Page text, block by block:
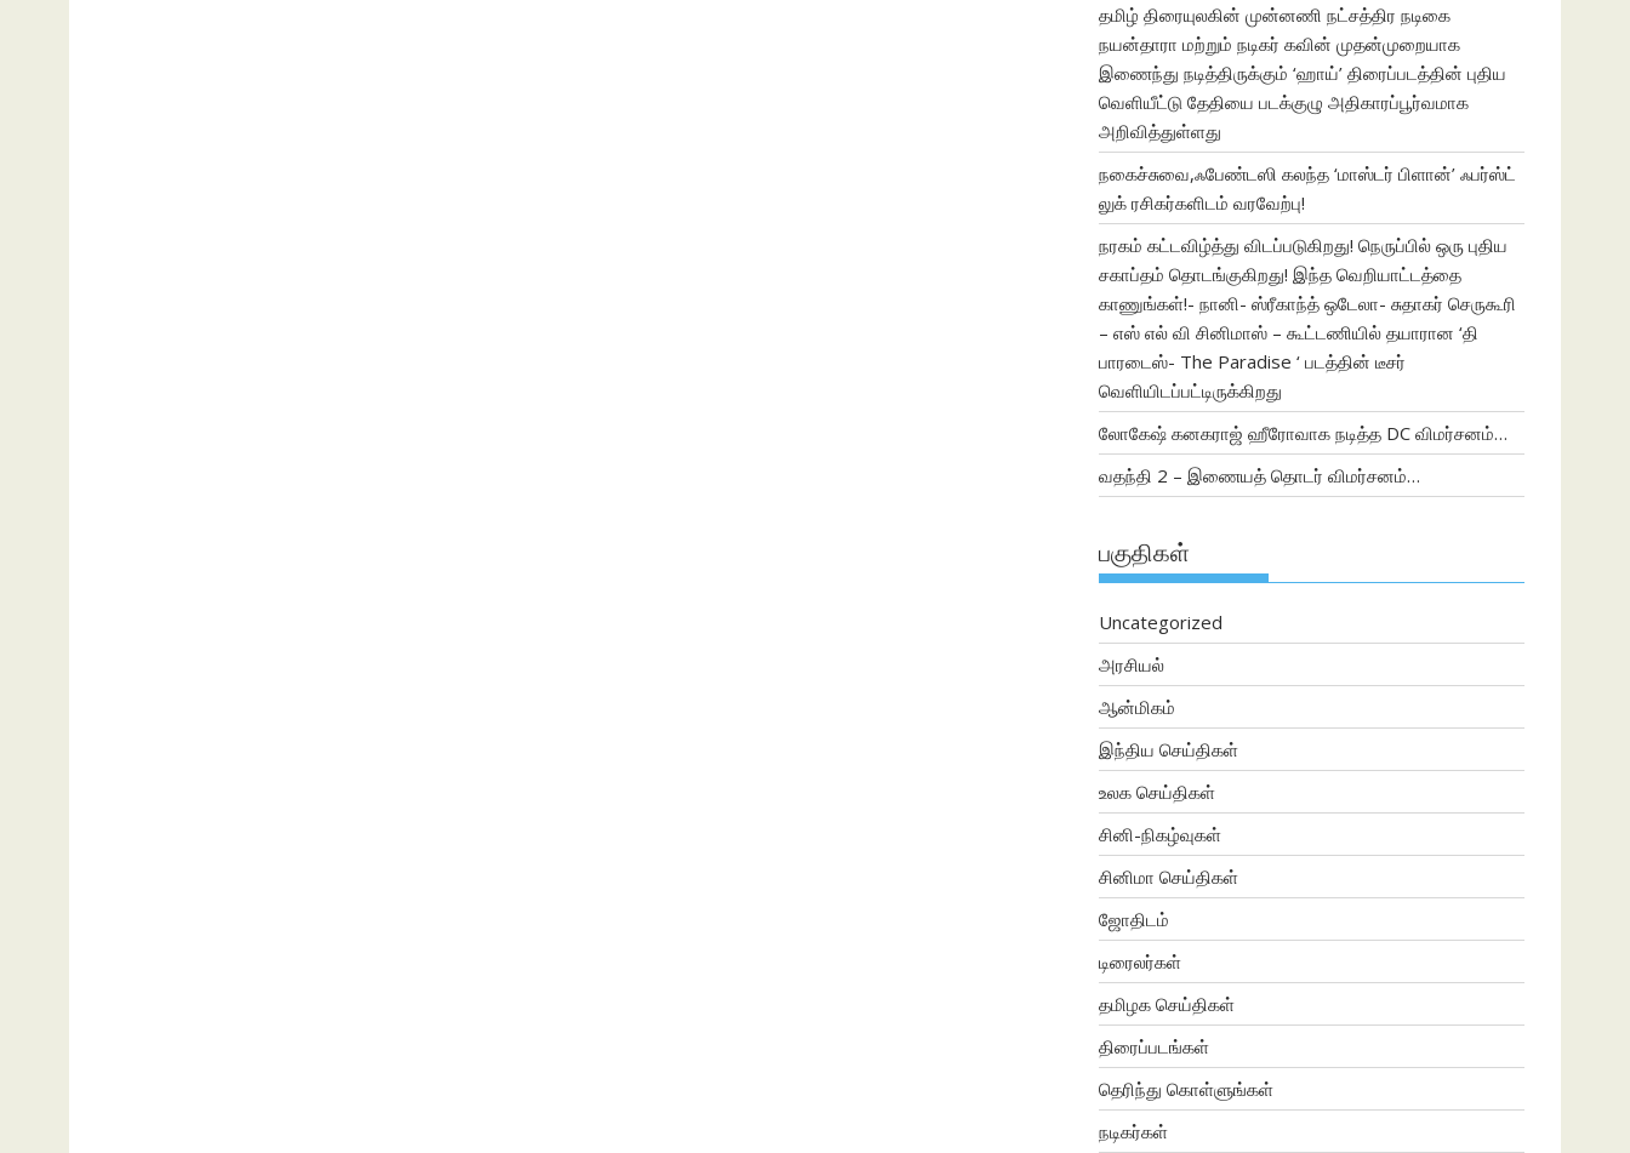
தமிழ் திரையுலகின் முன்னணி நட்சத்திர நடிகை
நயன்தாரா மற்றும் நடிகர் கவின் முதன்முறையாக
இணைந்து நடித்திருக்கும் ‘ஹாய்’ திரைப்படத்தின் புதிய
வெளியீட்டு தேதியை படக்குழு அதிகாரப்பூர்வமாக
அறிவித்துள்ளது
நகைச்சுவை,ஃபேண்டஸி கலந்த ‘மாஸ்டர் பிளான்’ ஃபர்ஸ்ட்
லுக் ரசிகர்களிடம் வரவேற்பு!
நரகம் கட்டவிழ்த்து விடப்படுகிறது! நெருப்பில் ஒரு புதிய
சகாப்தம் தொடங்குகிறது! இந்த வெறியாட்டத்தை
காணுங்கள்!- நானி- ஸ்ரீகாந்த் ஒடேலா- சுதாகர் செருகூரி
– எஸ் எல் வி சினிமாஸ் – கூட்டணியில் தயாரான ‘தி
பாரடைஸ்- The Paradise ‘ படத்தின் டீசர்
வெளியிடப்பட்டிருக்கிறது
லோகேஷ் கனகராஜ் ஹீரோவாக நடித்த DC விமர்சனம்…
வதந்தி 2 – இணையத் தொடர் விமர்சனம்…
பகுதிகள்
Uncategorized
அரசியல்
ஆன்மிகம்
இந்திய செய்திகள்
உலக செய்திகள்
சினி-நிகழ்வுகள்
சினிமா செய்திகள்
ஜோதிடம்
டிரைலர்கள்
தமிழக செய்திகள்
திரைப்படங்கள்
தெரிந்து கொள்ளுங்கள்
நடிகர்கள்